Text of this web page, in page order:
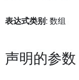
表达式类别 : 数组
声明的参数